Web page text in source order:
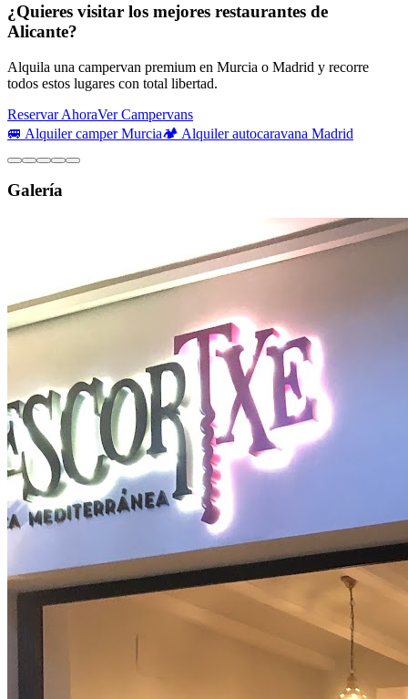
¿Quieres visitar los mejores restaurantes de
Alicante?
Alquila una campervan premium en Murcia o Madrid y recorre
todos estos lugares con total libertad.
Reservar AhoraVer Campervans
🚐 Alquiler camper Murcia🏕️ Alquiler autocaravana Madrid
Galería